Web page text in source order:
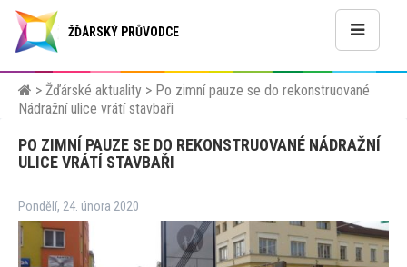
ŽĎÁRSKÝ PRŮVODCE
> Žďárské aktuality > Po zimní pauze se do rekonstruované
Nádražní ulice vrátí stavbaři
PO ZIMNÍ PAUZE SE DO REKONSTRUOVANÉ NÁDRAŽNÍ
ULICE VRÁTÍ STAVBAŘI
Pondělí, 24. února 2020